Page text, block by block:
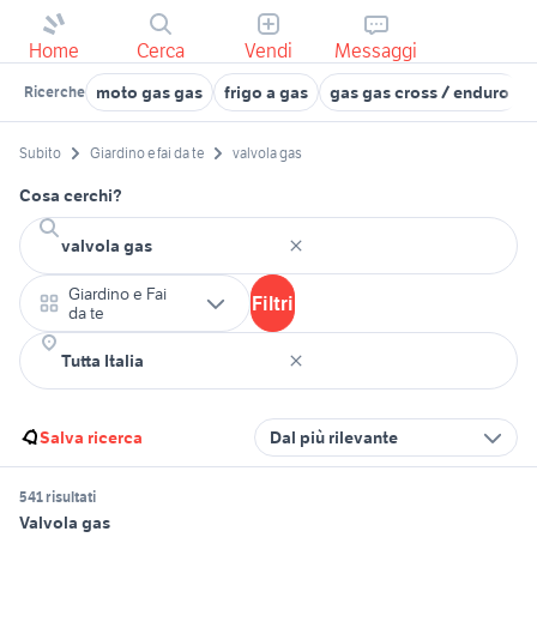
Home Cerca Vendi Messaggi
Ricerche moto gas gas frigo a gas gas gas cross / enduro
Subito Giardino e fai da te valvola gas
Cosa cerchi?
Giardino e Fai
da te
Filtri
Salva ricerca Dal più rilevante
541 risultati
Valvola gas